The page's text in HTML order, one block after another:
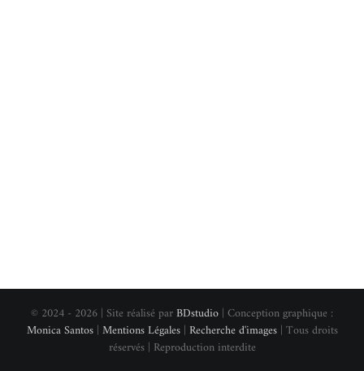
© 2024 - 2026 | Site réalisé parBDstudio | Conception graphique :
Monica Santos| Mentions Légales| Recherche d'images| Tous droits
réservés | Reproduction interdite